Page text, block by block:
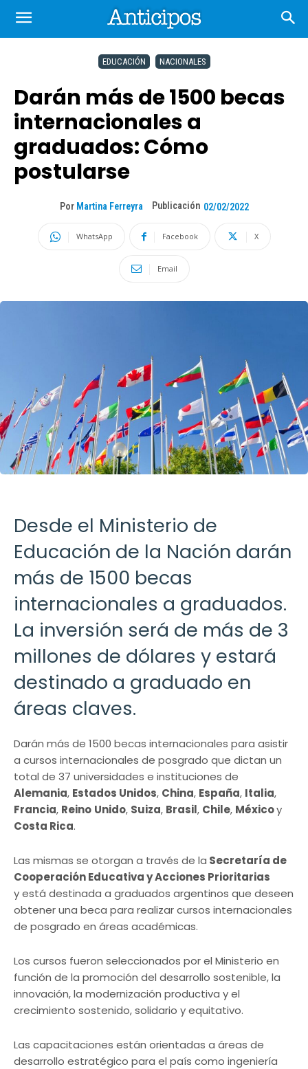
EDUCACIÓN NACIONALES
Darán más de 1500 becas
internacionales a
graduados: Cómo
postularse
Por Martina Ferreyra Publicación 02/02/2022
WhatsApp Facebook X
Email
Desde el Ministerio de
Educación de la Nación darán
más de 1500 becas
internacionales a graduados.
La inversión será de más de 3
millones de dólares y estará
destinado a graduado en
áreas claves.
Darán más de 1500 becas internacionales para asistir
a cursos internacionales de posgrado que dictan un
total de 37 universidades e instituciones de
Alemania, Estados Unidos, China, España, Italia,
Francia, Reino Unido, Suiza, Brasil, Chile, Méxicoy
Costa Rica.
Las mismas se otorgan a través de la Secretaría de
Cooperación Educativa y Acciones Prioritarias
y está destinada a graduados argentinos que deseen
obtener una beca para realizar cursos internacionales
de posgrado en áreas académicas.
Los cursos fueron seleccionados por el Ministerio en
función de la promoción del desarrollo sostenible, la
innovación, la modernización productiva y el
crecimiento sostenido, solidario y equitativo.
Las capacitaciones están orientadas a áreas de
desarrollo estratégico para el país como ingeniería